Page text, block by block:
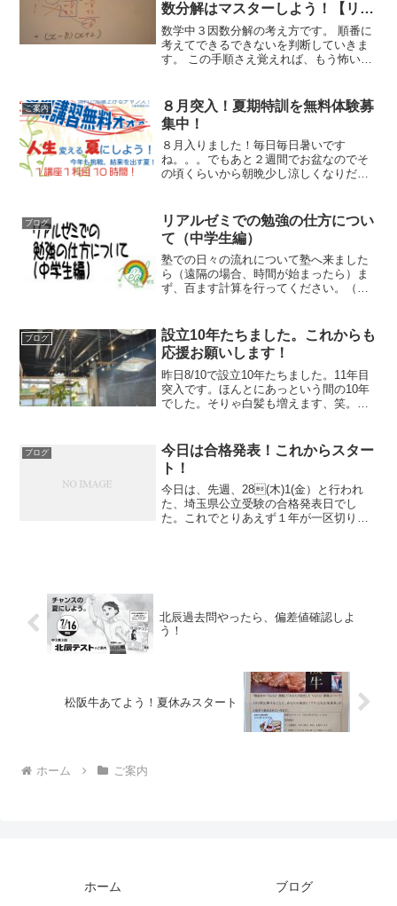
数分解はマスターしよう！【リア
ルゼミ】
数学中３因数分解の考え方です。 順番に
考えてできるできないを判断していきま
す。 この手順さえ覚えれば、もう怖いも
してください！ながら見するもよしテス
ト対策に使うもよし、...
ご案内
８月突入！夏期特訓を無料体験募
集中！
８月入りました！毎日毎日暑いです
ね。。。でもあと２週間でお盆なのでそ
の頃くらいから朝晩少し涼しくなりだし
ませんでした。今年の夏休みから完全に
個別での夏季特訓へ変更したた...
ブログ
リアルゼミでの勉強の仕方につい
て（中学生編）
塾での日々の流れについて塾へ来ました
ら（遠隔の場合、時間が始まったら）ま
ず、百ます計算を行ってください。（理
子・状況を見て、授業・個別指導を行い
ます。塾で配布したプリント...
ブログ
設立10年たちました。これからも
応援お願いします！
昨日8/10で設立10年たちました。11年目
突入です。ほんとにあっという間の10年
でした。そりゃ白髪も増えます、笑。設
す は達成中つぎに、全員の成績を伸
ばす！ は徐々に...
ブログ
今日は合格発表！これからスター
ト！
今日は、先週、28(木)1(金）と行われ
た、埼玉県公立受験の合格発表日でし
た。これでとりあえず１年が一区切り、
北辰過去問やったら、偏差値確認しよ
う！
松阪牛あてよう！夏休みスタート
ホーム ご案内
ホーム
ブログ